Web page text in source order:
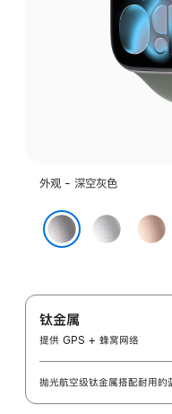
外观 - 深空灰色
银
玫
瑰
色
钛金属
提供 GPS + 蜂窝网络
抛光航空级钛金属搭配耐用的